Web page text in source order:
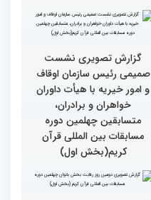
گزارش تصویری نشست
صمیمی رئیس سازمان اوقاف
و امور خیریه با هیأت داوران
خواهران و برادران،
متسابقین چهلمین دوره
مسابقات بین المللی قرآن
کریم(بخش اول)